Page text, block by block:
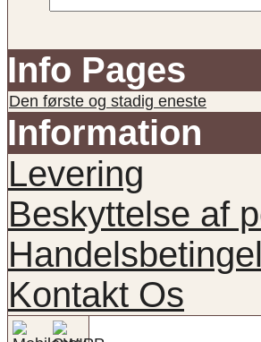
Info Pages
Den første og stadig eneste
Information
Levering
Beskyttelse af
Kontakt Os